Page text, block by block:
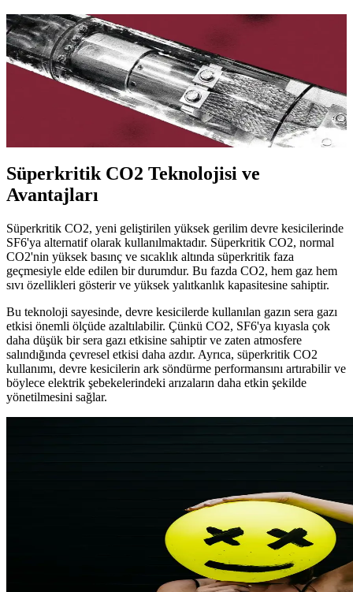
Süperkritik CO2 Devre Kesiciler: SF6 Alternatifi ve
Elektrik Şebekelerinde Çevresel Etkiler
Yüksek gerilim devre kesicilerinde kullanılan SF6 gazının çevresel
etkileri ciddi sorunlar yaratırken, süperkritik CO2 teknolojisi bu
alanda çevreci ve etkili bir alternatif sunuyor. Bu teknoloji, elektrik
şebekelerinin sürdürülebilirliğini artırıyor.
Süperkritik CO2 Teknolojisi ve
Avantajları
Süperkritik CO2, yeni geliştirilen yüksek gerilim devre kesicilerinde
SF6'ya alternatif olarak kullanılmaktadır. Süperkritik CO2, normal
CO2'nin yüksek basınç ve sıcaklık altında süperkritik faza
geçmesiyle elde edilen bir durumdur. Bu fazda CO2, hem gaz hem
sıvı özellikleri gösterir ve yüksek yalıtkanlık kapasitesine sahiptir.
Bu teknoloji sayesinde, devre kesicilerde kullanılan gazın sera gazı
etkisi önemli ölçüde azaltılabilir. Çünkü CO2, SF6'ya kıyasla çok
daha düşük bir sera gazı etkisine sahiptir ve zaten atmosfere
salındığında çevresel etkisi daha azdır. Ayrıca, süperkritik CO2
kullanımı, devre kesicilerin ark söndürme performansını artırabilir ve
böylece elektrik şebekelerindeki arızaların daha etkin şekilde
yönetilmesini sağlar.